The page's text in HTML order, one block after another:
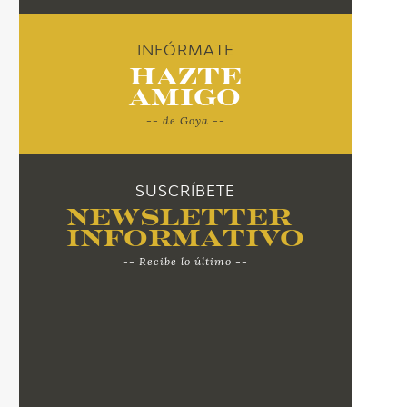
INFÓRMATE
Hazte
Amigo
-- de Goya --
SUSCRÍBETE
Newsletter
Informativo
-- Recibe lo último --